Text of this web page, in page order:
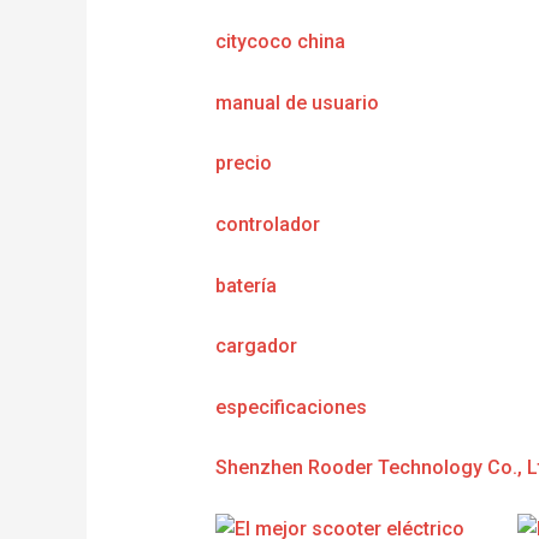
citycoco china
manual de usuario
precio
controlador
batería
cargador
especificaciones
Shenzhen Rooder Technology Co.,